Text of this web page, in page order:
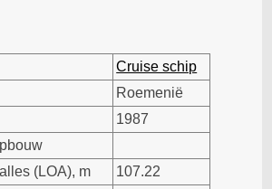
Cruise schip
Roemenië
1987
(LOA), m
107.22